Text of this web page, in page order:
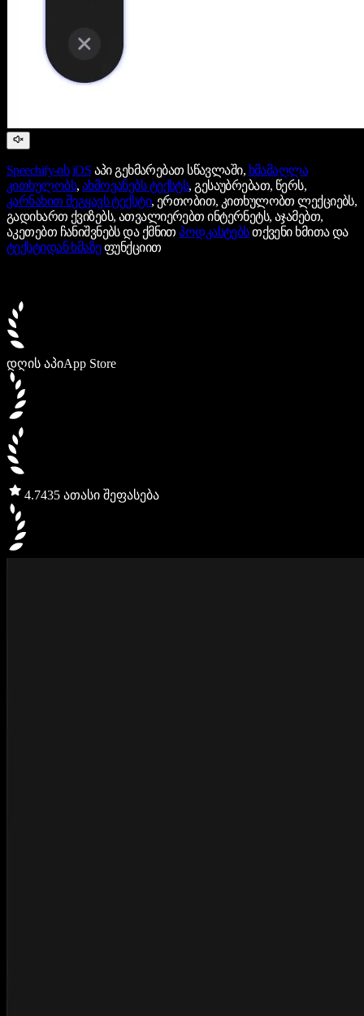
Speechify-ის iOS აპი გეხმარებათ სწავლაში, ხმამაღლა
კითხულობს, ახმოვანებს ტექსტს, გესაუბრებათ, წერს,
კარნახით შეგყავს ტექსტი, ერთობით, კითხულობთ ლექციებს,
გადიხართ ქვიზებს, ათვალიერებთ ინტერნეტს, აჯამებთ,
აკეთებთ ჩანიშვნებს და ქმნითპოდკასტებსთქვენი ხმითა და
ტექსტიდან ხმაზეფუნქციით
დღის აპიApp Store
4.7435 ათასი შეფასება